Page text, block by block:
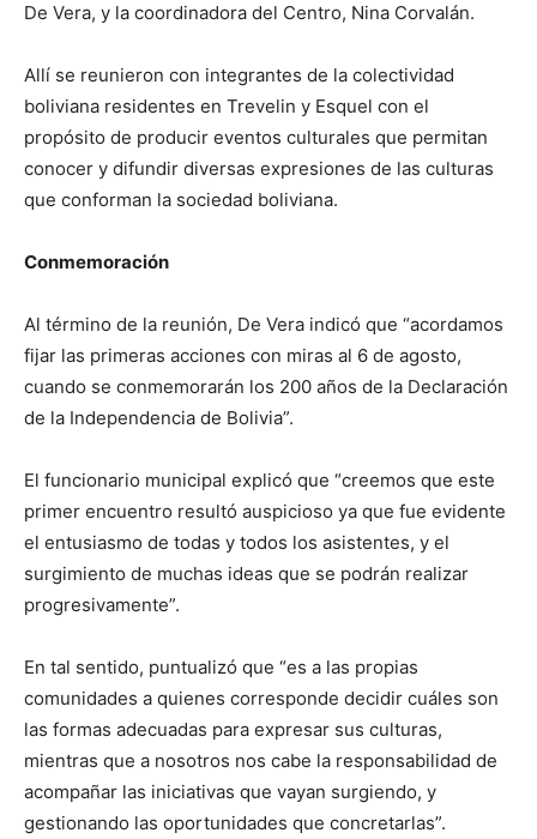
De Vera, y la coordinadora del Centro, Nina Corvalán.
Allí se reunieron con integrantes de la colectividad
boliviana residentes en Trevelin y Esquel con el
propósito de producir eventos culturales que permitan
conocer y difundir diversas expresiones de las culturas
que conforman la sociedad boliviana.
Conmemoración
Al término de la reunión, De Vera indicó que “acordamos
fijar las primeras acciones con miras al 6 de agosto,
cuando se conmemorarán los 200 años de la Declaración
de la Independencia de Bolivia”.
El funcionario municipal explicó que “creemos que este
primer encuentro resultó auspicioso ya que fue evidente
el entusiasmo de todas y todos los asistentes, y el
surgimiento de muchas ideas que se podrán realizar
progresivamente”.
En tal sentido, puntualizó que “es a las propias
comunidades a quienes corresponde decidir cuáles son
las formas adecuadas para expresar sus culturas,
mientras que a nosotros nos cabe la responsabilidad de
acompañar las iniciativas que vayan surgiendo, y
gestionando las oportunidades que concretarlas”.